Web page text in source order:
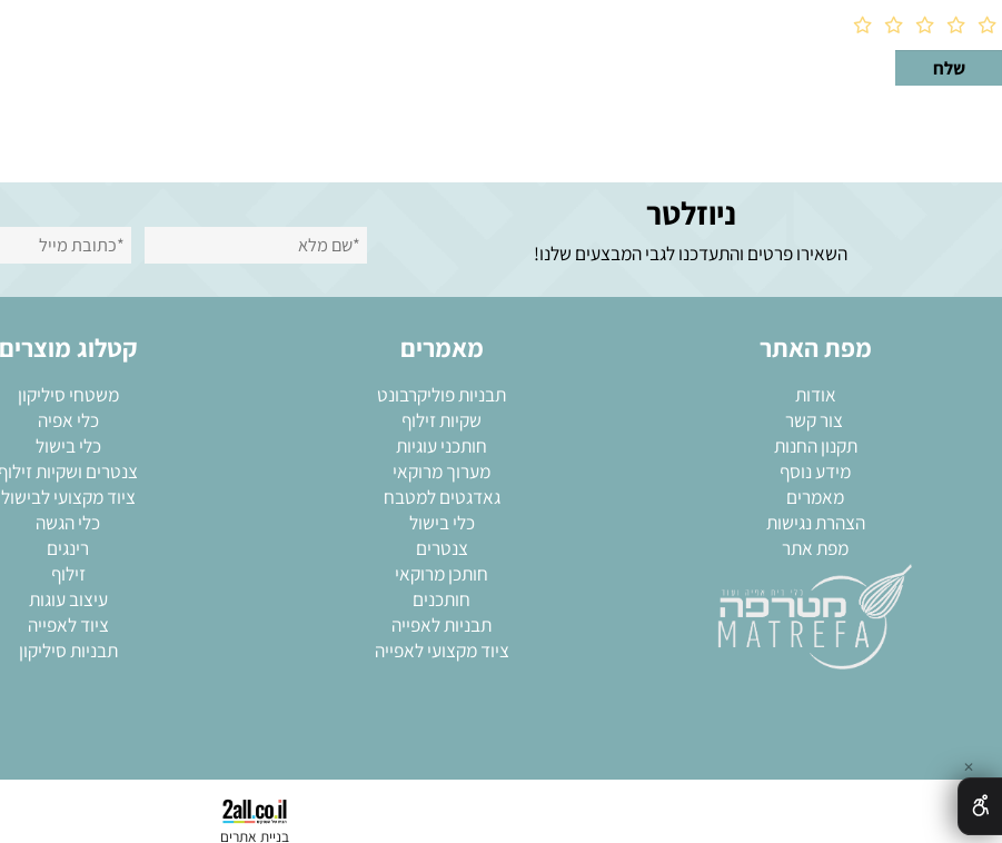
ניוזלטר
השאירו פרטים והתעדכנו לגבי המבצעים שלנו!
מפת האתר
צור קשר
תקנון החנות
מידע נוסף
מאמרים
הצהרת נגישות
מפת אתר
מאמרים
תבניות פוליקרבונט
שקיות זילוף
חותכני עוגיות
מערוך מרוקאי
גאדגטים למטבח
כלי בישול
צנטרים
קטלוג מוצרים
משטחי סיליקון
כלי אפיה
כלי בישול
צנטרים ושקיות זילוף
ציוד מקצועי לבישול
כלי הגשה
רינגים